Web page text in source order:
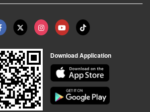
Download Application